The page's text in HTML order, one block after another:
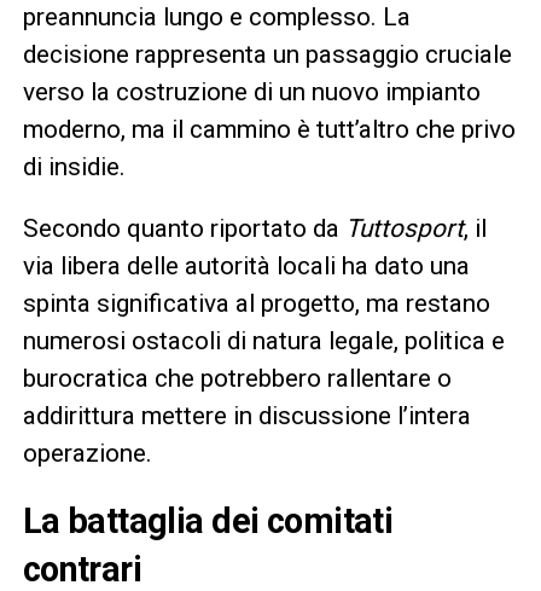
preannuncia lungo e complesso. La
decisione rappresenta un passaggio cruciale
verso la costruzione di un nuovo impianto
moderno, ma il cammino è tutt’altro che privo
di insidie.
Secondo quanto riportato da Tuttosport, il
via libera delle autorità locali ha dato una
spinta significativa al progetto, ma restano
numerosi ostacoli di natura legale, politica e
burocratica che potrebbero rallentare o
addirittura mettere in discussione l’intera
operazione.
La battaglia dei comitati
contrari